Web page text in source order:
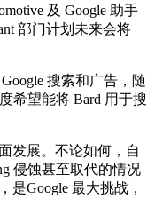
及 Google 助手
部门计划未来会将
搜索和广告，随
希望能将 Bard 用于搜
发展。不论如何，自
侵蚀甚至取代的情况
是Google 最大挑战，